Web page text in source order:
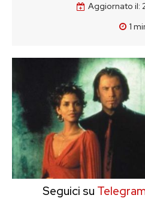
Aggiornato il:
1
Seguici su